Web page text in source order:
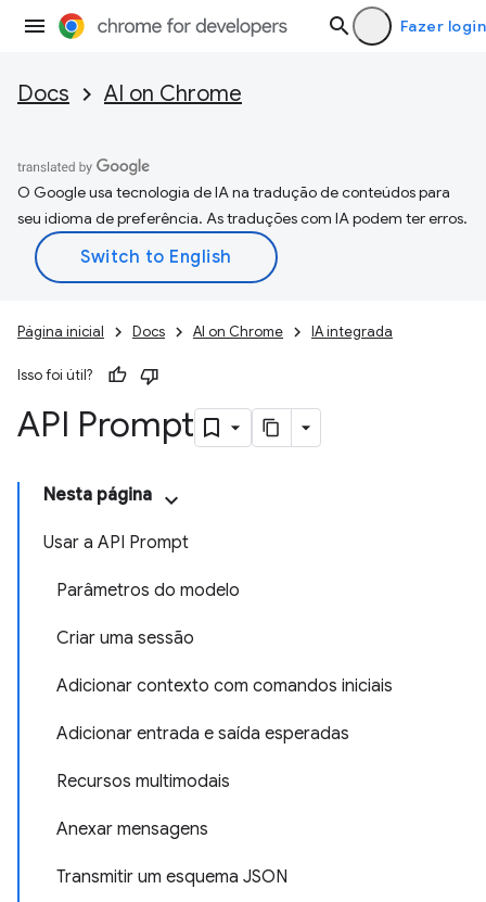
Fazer login
Docs AI on Chrome
O Google usa tecnologia de IA na tradução de conteúdos para
seu idioma de preferência. As traduções com IA podem ter erros.
Página inicial Docs AI on Chrome IA integrada
Isso foi útil?
API Prompt
Nesta página
Usar a API Prompt
Parâmetros do modelo
Criar uma sessão
Adicionar contexto com comandos iniciais
Adicionar entrada e saída esperadas
Recursos multimodais
Anexar mensagens
Transmitir um esquema JSON